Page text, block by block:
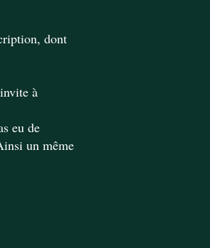
dont
à
eu de
un même